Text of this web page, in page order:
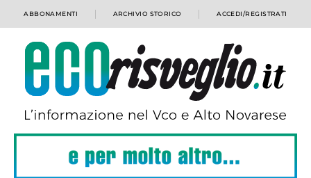
ABBONAMENTI ARCHIVIO STORICO ACCEDI/REGISTRATI